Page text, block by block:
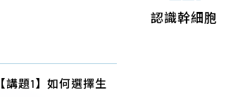
【講題1】如何選擇生
認識幹細胞